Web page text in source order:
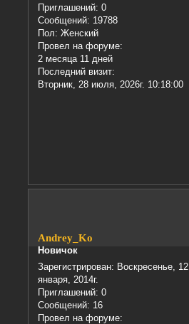
Приглашений: 0
Сообщений: 19788
Пол: Женский
Провел на форуме:
2 месяца 11 дней
Последний визит:
Вторник, 28 июля, 2026г. 10:18:00
Andrey_Ko
Новичок
Зарегистрирован: Воскресенье, 12
января, 2014г.
Приглашений: 0
Сообщений: 16
Провел на форуме: